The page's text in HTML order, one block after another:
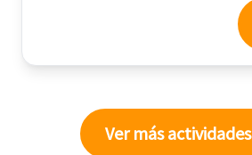
Ver más actividades